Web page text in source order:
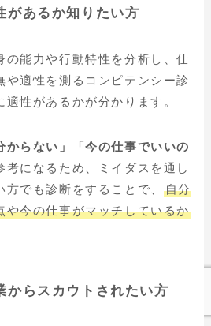
あるか知りたい方
の能力や行動特性を分析し、仕
や適性を測るコンピテンシー診
性があるかが分かります。
からない」「今の仕事でいいの
考になるため、ミイダスを通し
でも診断をすることで、
自分
や今の仕事がマッチしているか
らスカウトされたい方